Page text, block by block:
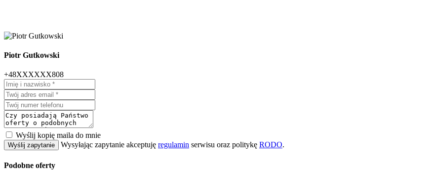
Piotr Gutkowski
+48XXXXXX808
Wyślij kopię maila do mnie
Wyślij zapytanie Wysyłając zapytanie akceptuję regulamin serwisu oraz politykę RODO.
Podobne oferty